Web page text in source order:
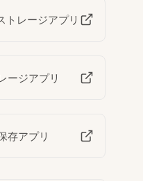
トレージアプリ
ージアプリ
存アプリ